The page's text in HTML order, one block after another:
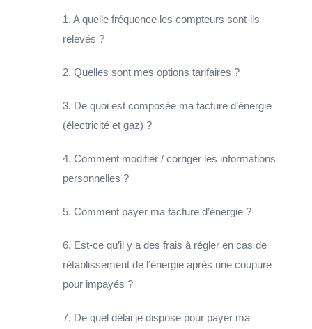
1. A quelle fréquence les compteurs sont-ils
relevés ?
2. Quelles sont mes options tarifaires ?
3. De quoi est composée ma facture d’énergie
(électricité et gaz) ?
4. Comment modifier / corriger les informations
personnelles ?
5. Comment payer ma facture d’énergie ?
6. Est-ce qu’il y a des frais à régler en cas de
rétablissement de l’énergie après une coupure
pour impayés ?
7. De quel délai je dispose pour payer ma